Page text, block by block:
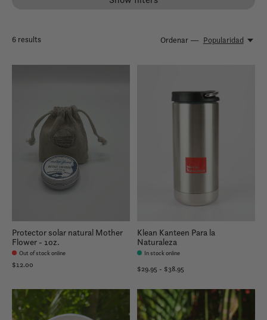
6 results Ordenar — Popularidad
Protector solar natural Mother
Flower - 1oz.
Out of stock online
$12.00
Klean Kanteen Para la
Naturaleza
In stock online
$29.95 - $38.95